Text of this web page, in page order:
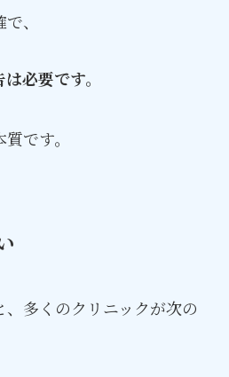
、
必要です。
です。
多くのクリニックが次の